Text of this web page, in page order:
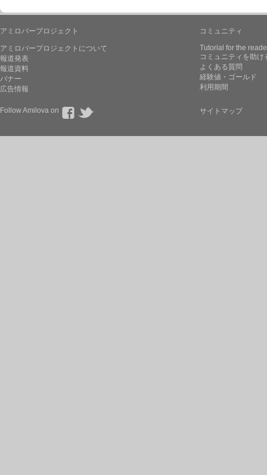
アミロバープロジェクト
アミロバープロジェクトについて
報道発表
報道資料
バナー
広告情報
コミュニティ
Tutorial for the
コミュニティを助け
よくある質問
経験値・ゴールド
利用期間
Follow Amilova on サイトマップ